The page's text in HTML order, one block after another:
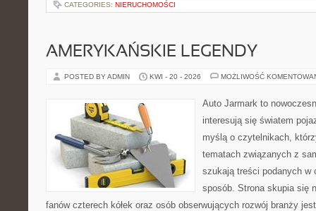
CATEGORIES: NIERUCHOMOŚCI
AMERYKAŃSKIE LEGENDY
POSTED BY ADMIN KWI - 20 - 2026 MOŻLIWOŚĆ
Auto Jarmark to
interesują się światem
myślą o czytelnikach,
tematach związanych z
szukają treści podanych w
sposób. Strona skupia się
fanów czterech kółek oraz osób obserwujących rozwój branży